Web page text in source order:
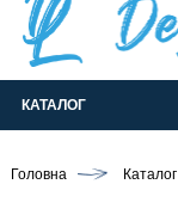
КАТАЛОГ
Головна Каталог